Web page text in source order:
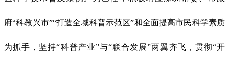
府“科教兴市”“打造全域科普示范区”和全面提高市民科学素质
为抓手， 坚持“科普产业”与“联合发展”两翼齐飞，贯彻“开